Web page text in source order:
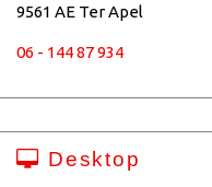
9561 AE Ter Apel
06 - 144 87 934
Desktop